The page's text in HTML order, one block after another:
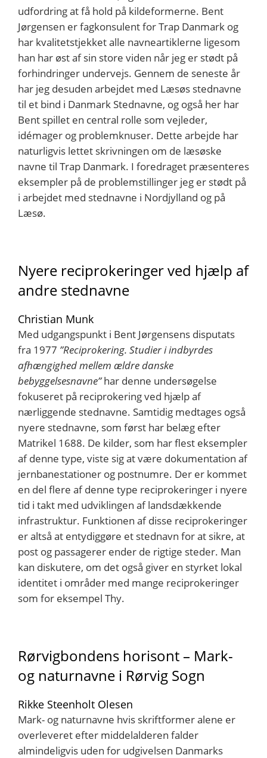
udfordring at få hold på kildeformerne. Bent
Jørgensen er fagkonsulent for Trap Danmark og
har kvalitetstjekket alle navneartiklerne ligesom
han har øst af sin store viden når jeg er stødt på
forhindringer undervejs. Gennem de seneste år
har jeg desuden arbejdet med Læsøs stednavne
til et bind i Danmark Stednavne, og også her har
Bent spillet en central rolle som vejleder,
idémager og problemknuser. Dette arbejde har
naturligvis lettet skrivningen om de læsøske
navne til Trap Danmark. I foredraget præsenteres
eksempler på de problemstillinger jeg er stødt på
i arbejdet med stednavne i Nordjylland og på
Læsø.
Nyere reciprokeringer ved hjælp af
andre stednavne
Christian Munk
Med udgangspunkt i Bent Jørgensens disputats
fra 1977 ”Reciprokering. Studier i indbyrdes
afhængighed mellem ældre danske
bebyggelsesnavne”har denne undersøgelse
fokuseret på reciprokering ved hjælp af
nærliggende stednavne. Samtidig medtages også
nyere stednavne, som først har belæg efter
Matrikel 1688. De kilder, som har flest eksempler
af denne type, viste sig at være dokumentation af
jernbanestationer og postnumre. Der er kommet
en del flere af denne type reciprokeringer i nyere
tid i takt med udviklingen af landsdækkende
infrastruktur. Funktionen af disse reciprokeringer
er altså at entydiggøre et stednavn for at sikre, at
post og passagerer ender de rigtige steder. Man
kan diskutere, om det også giver en styrket lokal
identitet i områder med mange reciprokeringer
som for eksempel Thy.
Rørvigbondens horisont – Mark-
og naturnavne i Rørvig Sogn
Rikke Steenholt Olesen
Mark- og naturnavne hvis skriftformer alene er
overleveret efter middelalderen falder
almindeligvis uden for udgivelsen Danmarks